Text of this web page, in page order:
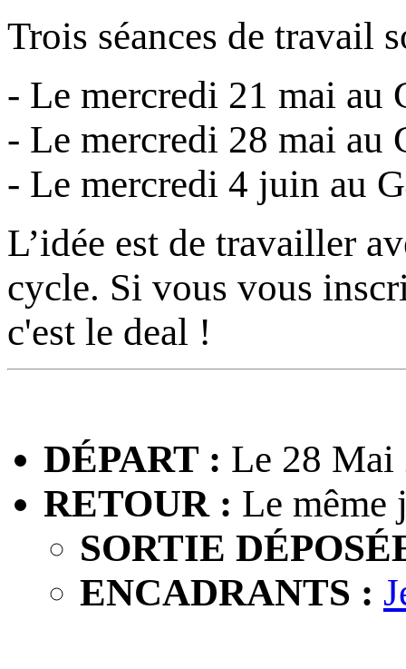
Trois séances de travail
- Le mercredi 21 mai au
- Le mercredi 28 mai au
- Le mercredi 4 juin au
L’idée est de travailler
cycle. Si vous vous
c'est le deal !
DÉPART : Le 28 Mai
RETOUR : Le même
SORTIE
ENCADRANTS :